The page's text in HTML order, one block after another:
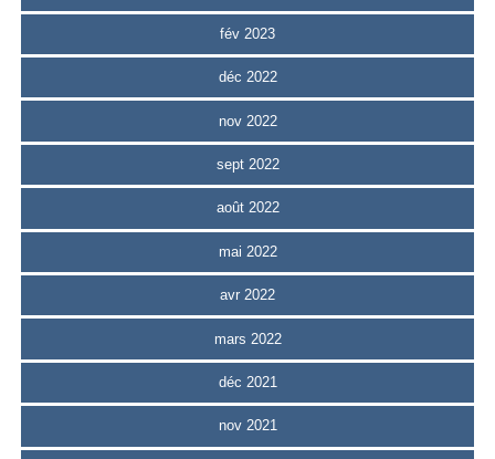
fév 2023
déc 2022
nov 2022
sept 2022
août 2022
mai 2022
avr 2022
mars 2022
déc 2021
nov 2021